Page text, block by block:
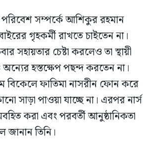
পরিবেশ সম্পর্কে আশিকুর রহমান
গৃহকর্মী রাখতে চাইতেন না।
সহায়তার চেষ্টা করলেও তা স্থায়ী
হস্তক্ষেপ পছন্দ করতেন না।
বিকেলে ফাতিমা নাসরীন ফোন করে
সাড়া পাওয়া যাচ্ছে না। এরপর নার্স
করা এবং পরবর্তী আনুষ্ঠানিকতা
জানান তিনি।